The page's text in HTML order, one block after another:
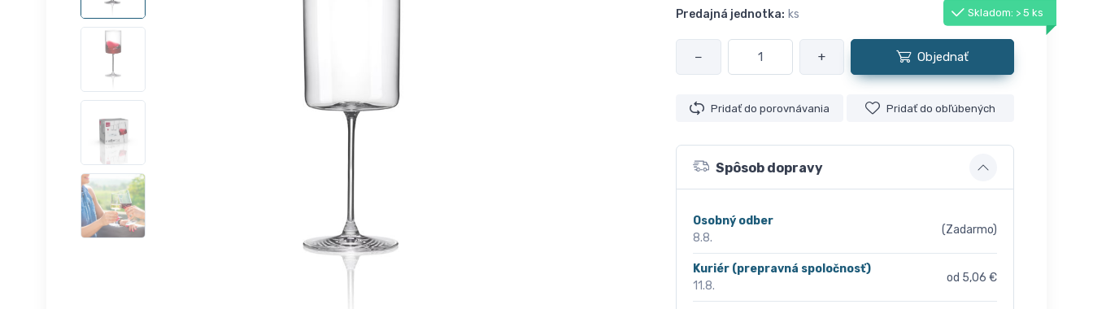
Predajná jednotka: ks Skladom: > 5 ks
− + Objednať
Pridať do porovnávania Pridať do obľúbených
Spôsob dopravy
Osobný odber
8.8.
(Zadarmo)
Kuriér (prepravná spoločnosť)
11.8.
od 5,06 €